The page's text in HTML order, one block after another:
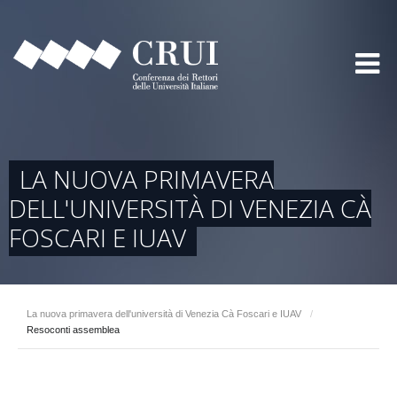
LA NUOVA PRIMAVERA
DELL'UNIVERSITÀ DI VENEZIA CÀ
FOSCARI E IUAV
La nuova primavera dell'università di Venezia Cà Foscari e IUAV
/
Resoconti assemblea